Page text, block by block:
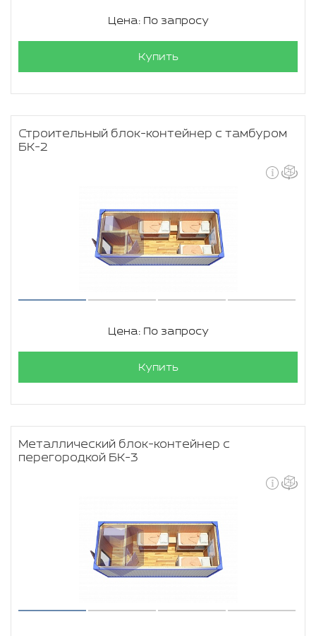
Цена: По запросу
Купить
Строительный блок-контейнер с тамбуром
БК-2
Цена: По запросу
Купить
Металлический блок-контейнер с
перегородкой БК-3